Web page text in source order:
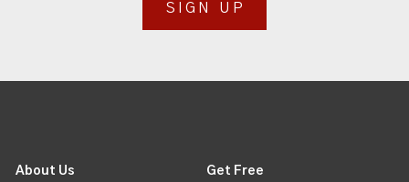
SIGN UP
About Us Get Free